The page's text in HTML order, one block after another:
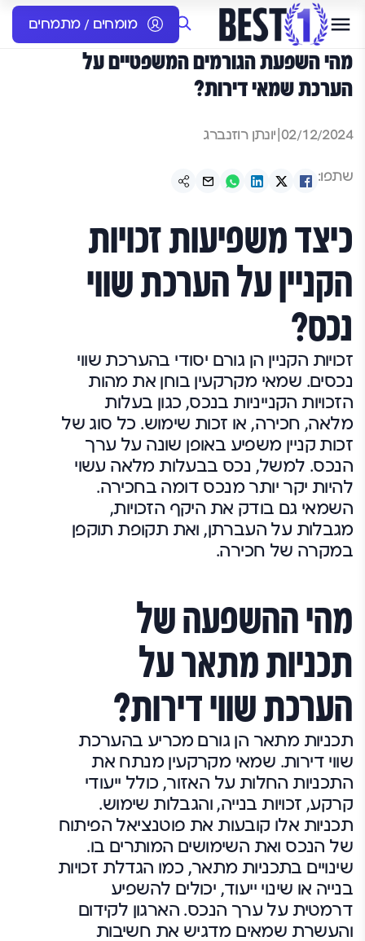
מומחים / מתמחים
מהי השפעת הגורמים המשפטיים על
הערכת שמאי דירות?
02/12/2024 יונתן רוזנברג
שתפו:
כיצד משפיעות זכויות
הקניין על הערכת שווי
נכס?
זכויות הקניין הן גורם יסודי בהערכת שווי
נכסים. שמאי מקרקעין בוחן את מהות
הזכויות הקנייניות בנכס, כגון בעלות
מלאה, חכירה, או זכות שימוש. כל סוג של
זכות קניין משפיע באופן שונה על ערך
הנכס. למשל, נכס בבעלות מלאה עשוי
להיות יקר יותר מנכס דומה בחכירה.
השמאי גם בודק את היקף הזכויות,
מגבלות על העברתן, ואת תקופת תוקפן
במקרה של חכירה.
מהי ההשפעה של
תכניות מתאר על
הערכת שווי דירות?
תכניות מתאר הן גורם מכריע בהערכת
שווי דירות. שמאי מקרקעין מנתח את
התכניות החלות על האזור, כולל ייעודי
קרקע, זכויות בנייה, והגבלות שימוש.
תכניות אלו קובעות את פוטנציאל הפיתוח
של הנכס ואת השימושים המותרים בו.
שינויים בתכניות מתאר, כמו הגדלת זכויות
בנייה או שינוי ייעוד, יכולים להשפיע
דרמטית על ערך הנכס. הארגון לקידום
והעשרת שמאים מדגיש את חשיבות